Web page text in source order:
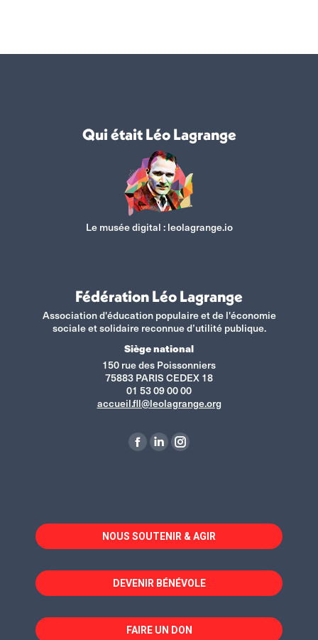
Qui était Léo Lagrange
Le musée digital :leolagrange.io
Fédération Léo Lagrange
Association d'éducation populaire et de l'économie
sociale et solidaire reconnue d’utilité publique.
Siège national
150 rue des Poissonniers
75883 PARIS CEDEX 18
01 53 09 00 00
accueil.fll@leolagrange.org
La
dans
une
fenêtre
La
dans
une
fenêtre
La
dans
une
fenêtre
NOUS SOUTENIR & AGIR
DEVENIR BÉNÉVOLE
FAIRE UN DON